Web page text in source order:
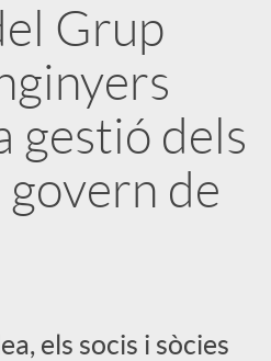
Grup
gestió dels
de
els socis i sòcies